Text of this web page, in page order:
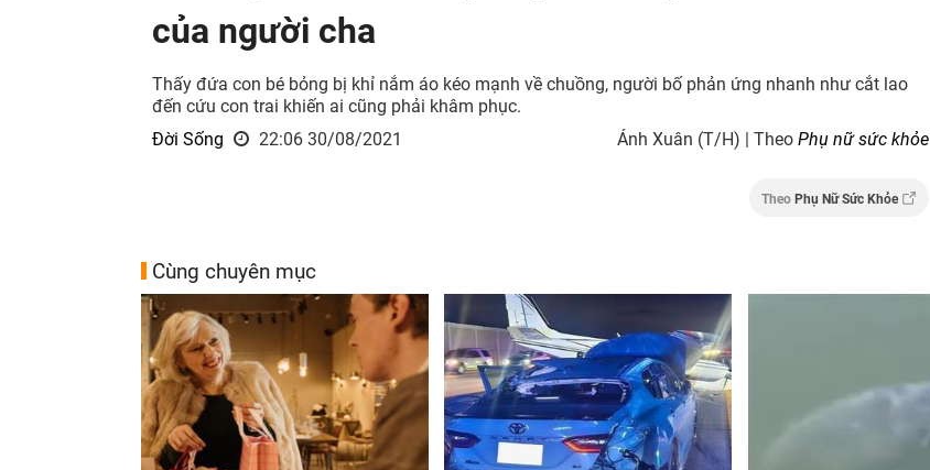
của người cha
Thấy đứa con bé bỏng bị khỉ nắm áo kéo mạnh về chuồng, người bố phản ứng nhanh như cắt lao
đến cứu con trai khiến ai cũng phải khâm phục.
Đời Sống
22:06 30/08/2021 Ánh Xuân (T/H) | TheoPhụ nữ sức khỏe
TheoPhụ Nữ Sức Khỏe
Cùng chuyên mục